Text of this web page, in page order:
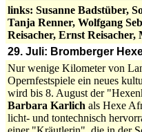
links: Susanne Badstüber,
Tanja Renner, Wolfgang
Reisacher, Ernst
29. Juli: Bromberger
Nur wenige Kilometer von
Opernfestspiele ein neues
wird bis 8. August der
Barbara Karlich als Hexe
licht- und tontechnisch